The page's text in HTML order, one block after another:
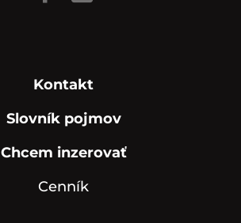
Kontakt
Slovník pojmov
Chcem inzerovať
Cenník